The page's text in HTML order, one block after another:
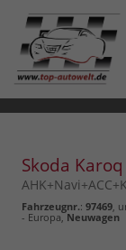
Skoda Karoq
Fahrzeugnr.: 97469 ,
- Europa,Neuwagen